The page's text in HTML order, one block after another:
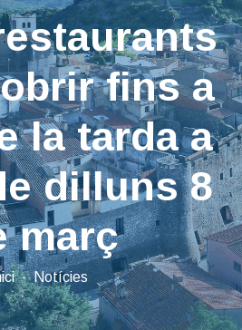
fins a
la tarda a
dilluns 8
març
Notícies